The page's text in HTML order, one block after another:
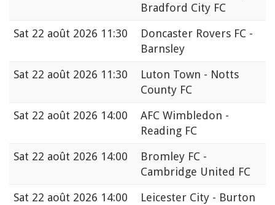
Bradford City FC
Sat 22 août 2026 11:30
Doncaster Rovers FC -
Barnsley
Sat 22 août 2026 11:30
Luton Town - Notts
County FC
Sat 22 août 2026 14:00
AFC Wimbledon -
Reading FC
Sat 22 août 2026 14:00
Bromley FC -
Cambridge United FC
Sat 22 août 2026 14:00
Leicester City - Burton